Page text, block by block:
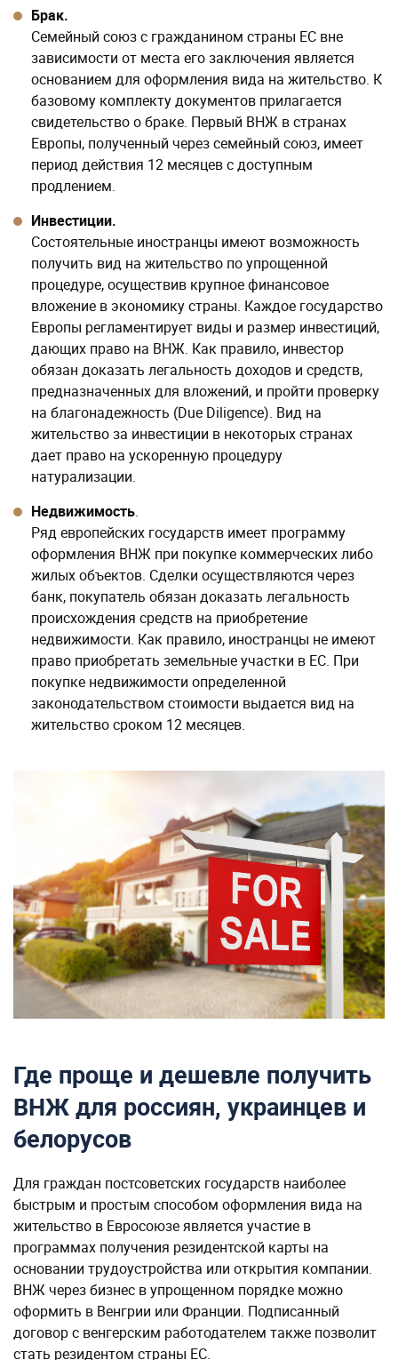
Брак.
Семейный союз с гражданином страны ЕС вне
зависимости от места его заключения является
основанием для оформления вида на жительство. К
базовому комплекту документов прилагается
свидетельство о браке. Первый ВНЖ в странах
Европы, полученный через семейный союз, имеет
период действия 12 месяцев с доступным
продлением.
Инвестиции.
Состоятельные иностранцы имеют возможность
получить вид на жительство по упрощенной
процедуре, осуществив крупное финансовое
вложение в экономику страны. Каждое государство
Европы регламентирует виды и размер инвестиций,
дающих право на ВНЖ. Как правило, инвестор
обязан доказать легальность доходов и средств,
предназначенных для вложений, и пройти проверку
на благонадежность (Due Diligence). Вид на
жительство за инвестиции в некоторых странах
дает право на ускоренную процедуру
натурализации.
Недвижимость.
Ряд европейских государств имеет программу
оформления ВНЖ при покупке коммерческих либо
жилых объектов. Сделки осуществляются через
банк, покупатель обязан доказать легальность
происхождения средств на приобретение
недвижимости. Как правило, иностранцы не имеют
право приобретать земельные участки в ЕС. При
покупке недвижимости определенной
законодательством стоимости выдается вид на
жительство сроком 12 месяцев.
Где проще и дешевле получить
ВНЖ для россиян, украинцев и
белорусов
Для граждан постсоветских государств наиболее
быстрым и простым способом оформления вида на
жительство в Евросоюзе является участие в
программах получения резидентской карты на
основании трудоустройства или открытия компании.
ВНЖ через бизнес в упрощенном порядке можно
оформить в Венгрии или Франции. Подписанный
договор с венгерским работодателем также позволит
стать резидентом страны ЕС.